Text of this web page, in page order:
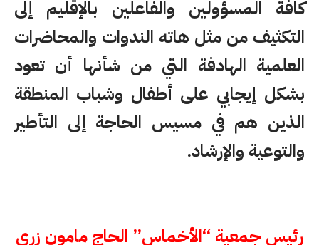
كافة المسؤولين والفاعلين بالإقليم إلى
التكثيف من مثل هاته الندوات والمحاضرات
العلمية الهادفة التي من شأنها أن تعود
بشكل إيجابي على أطفال وشباب المنطقة
الذين هم في مسيس الحاجة إلى التأطير
والتوعية والإرشاد.
رئيس جمعية “الأخماس” الحاج مامون زري